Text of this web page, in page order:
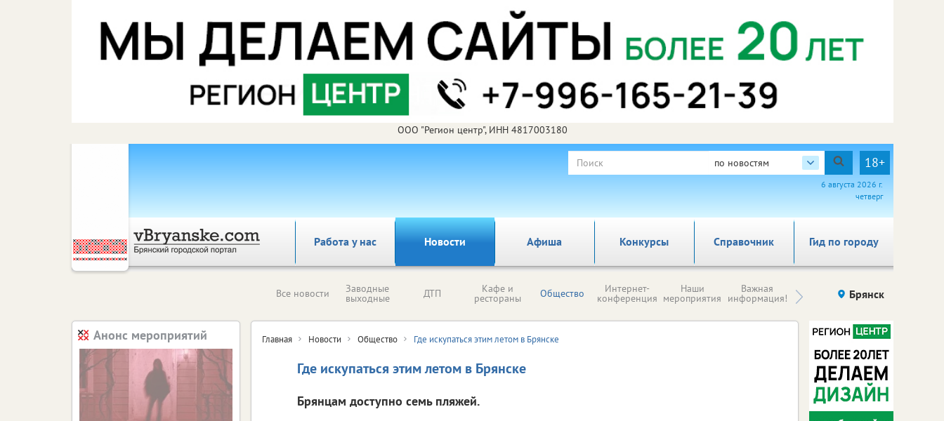
ООО "Регион центр", ИНН 4817003180
по новостям 18+
6 августа 2026 г.
четверг
Работа у нас Новости Афиша Справочник Гид по городу
Конкурсы
Все новости Заводные
выходные ДТП Кафе и
рестораны Общество Интернет-
конференция
Наши
мероприятия
Важная
информация! Происшествия Здоровье
Брянск
Главная Новости Общество Где искупаться этим летом в Брянске
Где искупаться этим летом в Брянске
Брянцам доступно семь пляжей.
Анонс мероприятий